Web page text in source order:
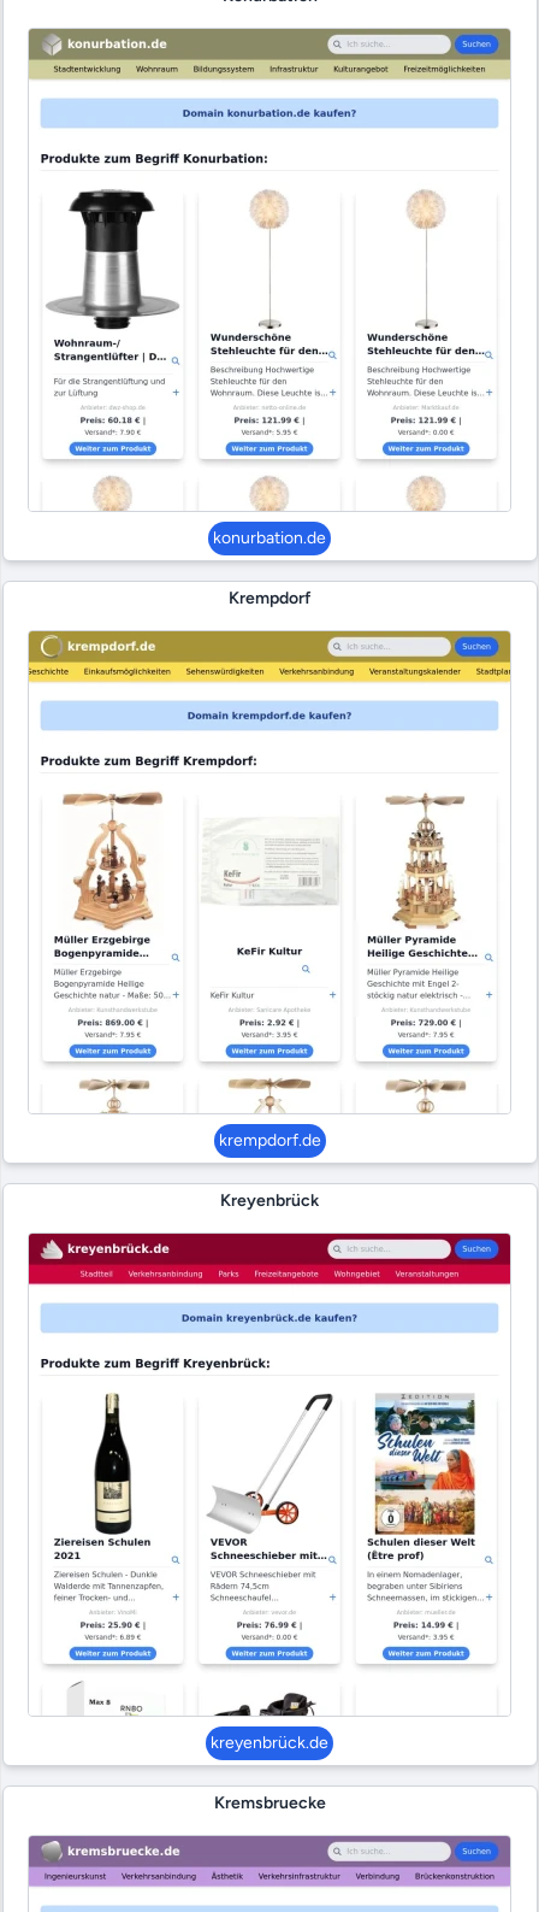
konurbation.de
Krempdorf
krempdorf.de
Kreyenbrück
kreyenbrück.de
Kremsbruecke